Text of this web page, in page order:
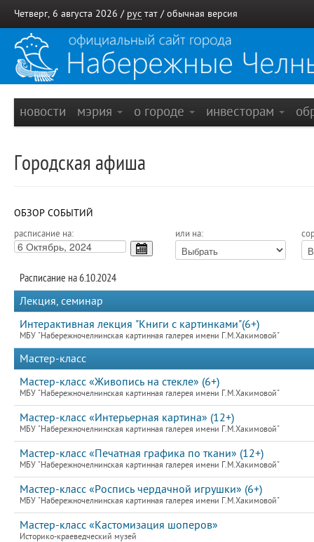
Четверг, 6 августа 2026 / рус тат / обычная версия
новости мэрия о городе инвесторам
Городская афиша
ОБЗОР СОБЫТИЙ
расписание на: или на:
Расписание на 6.10.2024
Лекция, семинар
Интерактивная лекция "Книги с картинками"(6+)
МБУ "Набережночелнинская картинная галерея имени Г.М.Хакимовой"
Мастер-класс
Мастер-класс «Живопись на стекле» (6+)
МБУ "Набережночелнинская картинная галерея имени Г.М.Хакимовой"
Мастер-класс «Интерьерная картина» (12+)
МБУ "Набережночелнинская картинная галерея имени Г.М.Хакимовой"
Мастер-класс «Печатная графика по ткани» (12+)
МБУ "Набережночелнинская картинная галерея имени Г.М.Хакимовой"
Мастер-класс «Роспись чердачной игрушки» (6+)
МБУ "Набережночелнинская картинная галерея имени Г.М.Хакимовой"
Мастер-класс «Кастомизация шоперов»
Историко-краеведческий музей